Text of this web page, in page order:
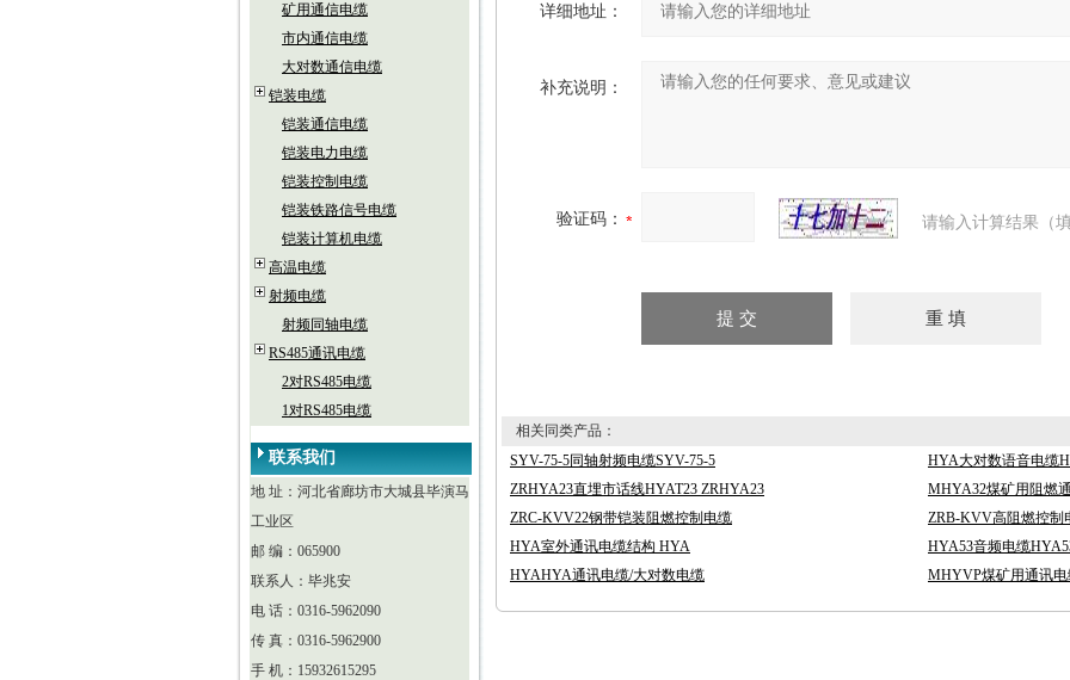
矿用通信电缆
市内通信电缆
大对数通信电缆
铠装电缆
铠装通信电缆
铠装电力电缆
铠装控制电缆
铠装铁路信号电缆
铠装计算机电缆
高温电缆
射频电缆
射频同轴电缆
RS485通讯电缆
2对RS485电缆
1对RS485电缆
联系我们
地 址：河北省廊坊市大城县毕演马
工业区
邮 编：065900
联系人：毕兆安
电 话：0316-5962090
传 真：0316-5962900
手 机：15932615295
详细地址：
补充说明：
验证码： 请输入计算结果（
相关同类产品：
SYV-75-5同轴射频电缆SYV-75-5
HYA大对数语音电缆
ZRHYA23直埋市话线HYAT23 ZRHYA23
MHYA32煤矿用阻燃
ZRC-KVV22钢带铠装阻燃控制电缆
ZRB-KVV高阻燃控制
HYA室外通讯电缆结构 HYA
HYA53音频电缆
HYAHYA通讯电缆/大对数电缆
MHYVP煤矿用通讯